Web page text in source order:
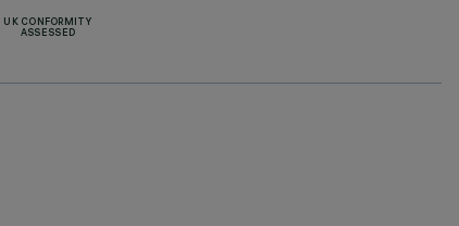
UK CONFORMITY
ASSESSED